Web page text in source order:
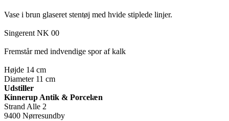
Vase i brun glaseret stentøj med hvide stiplede linjer.
Singerent NK 00
Fremstår med indvendige spor af kalk
Højde 14 cm
Diameter 11 cm
Udstiller
Kinnerup Antik & Porcelæn
Strand Alle 2
9400 Nørresundby